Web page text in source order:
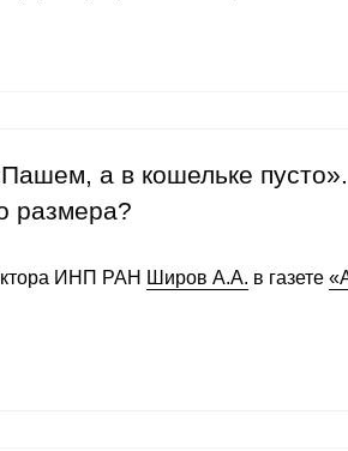
а в кошельке пусто».
размера?
ИНП РАН Широв А.А. в газете